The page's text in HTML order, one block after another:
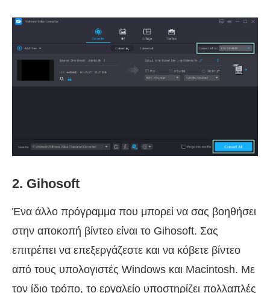
2. Gihosoft
Ένα άλλο πρόγραμμα που μπορεί να σας βοηθήσει
στην αποκοπή βίντεο είναι το Gihosoft. Σας
επιτρέπει να επεξεργάζεστε και να κόβετε βίντεο
από τους υπολογιστές Windows και Macintosh. Με
τον ίδιο τρόπο, το εργαλείο υποστηρίζει πολλαπλές